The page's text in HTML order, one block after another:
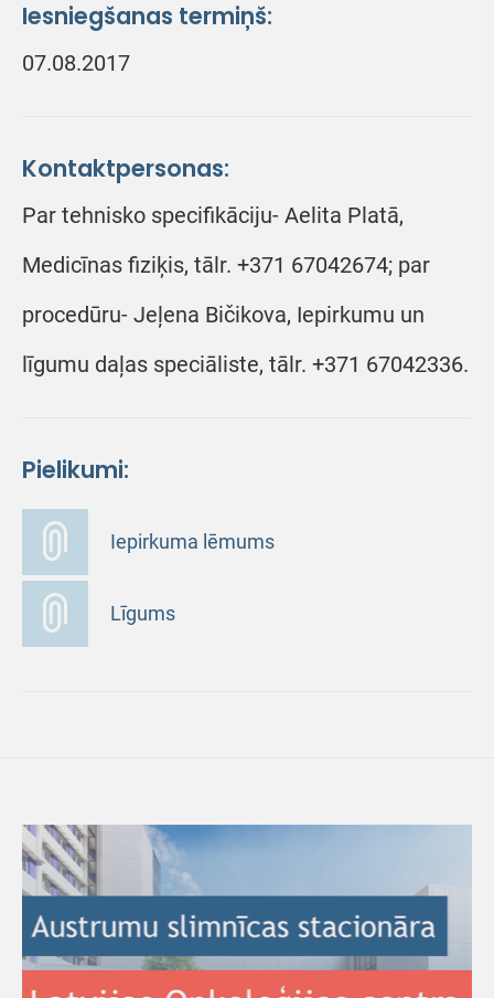
Iesniegšanas termiņš:
07.08.2017
Kontaktpersonas:
Par tehnisko specifikāciju- Aelita Platā,
Medicīnas fiziķis, tālr. +371 67042674; par
procedūru- Jeļena Bičikova, Iepirkumu un
līgumu daļas speciāliste, tālr. +371 67042336.
Pielikumi:
Iepirkuma lēmums
Līgums